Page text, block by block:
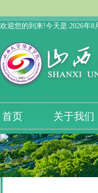
欢迎您的到来!今天是:2026年8
首页 关于我们